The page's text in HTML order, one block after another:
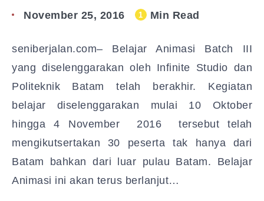
November 25, 2016 1 Min Read
seniberjalan.com– Belajar Animasi Batch III
yang diselenggarakan oleh Infinite Studio dan
Politeknik Batam telah berakhir. Kegiatan
belajar diselenggarakan mulai 10 Oktober
hingga 4 November 2016 tersebut telah
mengikutsertakan 30 peserta tak hanya dari
Batam bahkan dari luar pulau Batam. Belajar
Animasi ini akan terus berlanjut…